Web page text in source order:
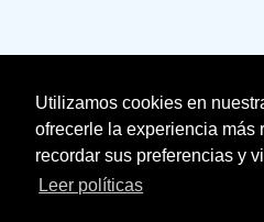
Utilizamos cookies en
ofrecerle la experiencia más
recordar sus preferencias y
Leer políticas
Aviso